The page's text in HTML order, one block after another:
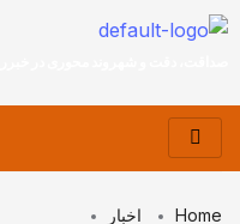
Home
اخبار